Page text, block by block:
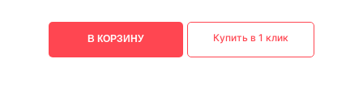
В КОРЗИНУ Купить в 1 клик